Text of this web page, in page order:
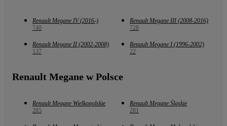
Renault Megane IV (2016-)
740
Renault Megane III (2008-2016)
728
Renault Megane II (2002-2008)
137
Renault Megane I (1996-2002)
22
Renault Megane w Polsce
Renault Megane Wielkopolskie
285
Renault Megane Śląskie
281